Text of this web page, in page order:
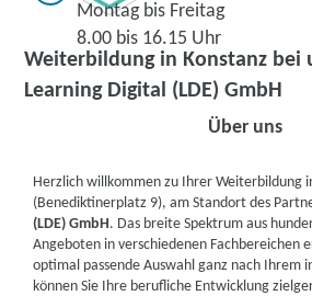
Weiterbildung in Konstanz bei
Learning Digital (LDE) GmbH
Montag bis Freitag
8.00 bis 16.15 Uhr
Über uns
Herzlich willkommen zu Ihrer Weiterbildung
(Benediktinerplatz 9), am Standort des
(LDE) GmbH. Das breite Spektrum aus
Angeboten in verschiedenen Fachbereichen
optimal passende Auswahl ganz nach Ihrem
können Sie Ihre berufliche Entwicklung